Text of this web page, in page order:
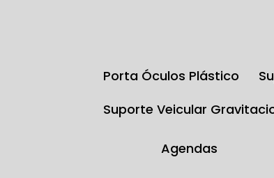
Porta Óculos Plástico
Suporte Veicular
Agendas